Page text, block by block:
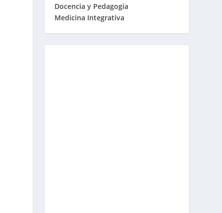
Docencia y Pedagogía
Medicina Integrativa